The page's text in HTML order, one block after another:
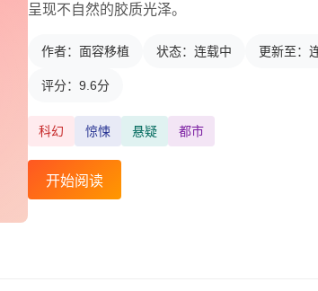
呈现不自然的胶质光泽。
作者：面容移植 状态：连载中 更新至：
评分：9.6分
科幻 惊悚 悬疑 都市
开始阅读